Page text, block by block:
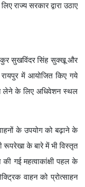
राज्य सरकार द्वारा उठाए
सुखविंदर सिंह सुक्खू और
में आयोजित किए गये
लेने के लिए अधिवेशन स्थल
के उपयोग को बढ़ाने के
के बारे में भी विस्तृत
की गई महत्वाकांक्षी पहल के
वाहन को प्रोत्साहन